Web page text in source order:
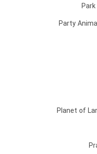
Party
Planet of